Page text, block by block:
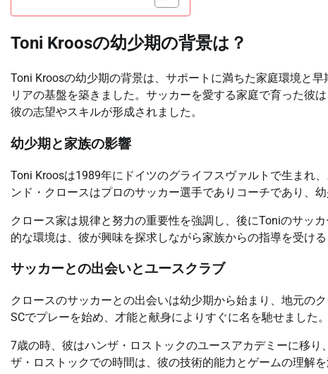
Toni Kroosの幼少期の背景は？
Toni Kroosの幼少期の背景は、サポートに満ちた家庭環境と
リアの基盤を築きました。サッカーを愛する家庭で育った彼
彼の志望やスキルが形成されました。
幼少期と家族の影響
Toni Kroosは1989年にドイツのグライフスヴァルトで生まれ
ンド・クロースはプロのサッカー選手でありコーチであり、
クロース家は規律と努力の重要性を強調し、後にToniのサッ
的な環境は、彼が興味を探求しながら家族からの指導を受ける
サッカーとの出会いとユースクラブ
クロースのサッカーとの出会いは幼少期から始まり、地元の
SCでプレーを始め、才能と献身によりすぐに名を馳せました。
7歳の時、彼はハンザ・ロストックのユースアカデミーに移
ザ・ロストックでの時間は、彼の技術的能力とゲームの理解を